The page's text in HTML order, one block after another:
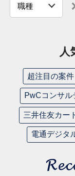
人
超注目の案件
PwCコンサル
三井住友カー
電通デジタ